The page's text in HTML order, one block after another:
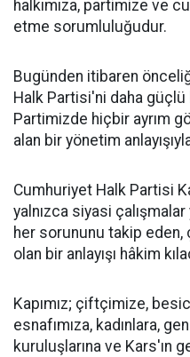
halkımıza, partimize ve
etme sorumluluğudur.
Bugünden itibaren
Halk Partisi'ni daha güçlü
Partimizde hiçbir ayrım
alan bir yönetim
Cumhuriyet Halk Partisi
yalnızca siyasi
her sorununu takip eden,
olan bir anlayışı hâkim
Kapımız; çiftçimize,
esnafımıza, kadınlara,
kuruluşlarına ve Kars'ın